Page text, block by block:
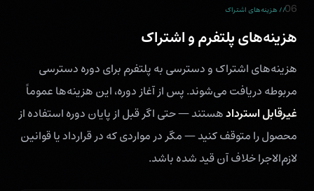
06// هزینه‌های اشتراک
هزینه‌های پلتفرم و اشتراک
هزینه‌های اشتراک و دسترسی به پلتفرم برای دوره دسترسی
مربوطه دریافت می‌شوند. پس از آغاز دوره، این هزینه‌ها عموماً
غیرقابل استردادهستند — حتی اگر قبل از پایان دوره استفاده از
محصول را متوقف کنید — مگر در مواردی که در قرارداد یا قوانین
لازم‌الاجرا خلاف آن قید شده باشد.